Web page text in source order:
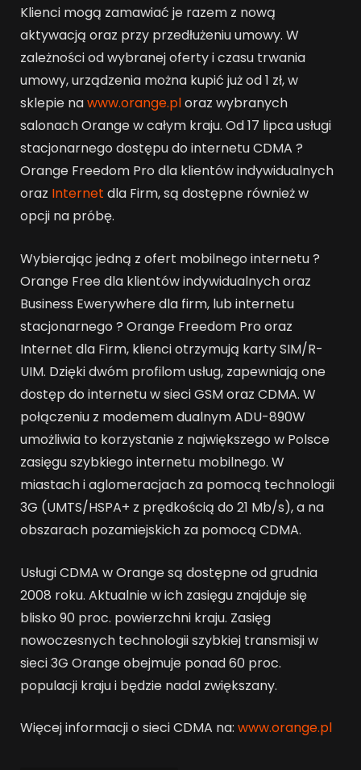
Klienci mogą zamawiać je razem z nową
aktywacją oraz przy przedłużeniu umowy. W
zależności od wybranej oferty i czasu trwania
umowy, urządzenia można kupić już od 1 zł, w
sklepie nawww.orange.ploraz wybranych
salonach Orange w całym kraju. Od 17 lipca usługi
stacjonarnego dostępu do internetu CDMA ?
Orange Freedom Pro dla klientów indywidualnych
oraz Internet dla Firm, są dostępne również w
opcji na próbę.
Wybierając jedną z ofert mobilnego internetu ?
Orange Free dla klientów indywidualnych oraz
Business Ewerywhere dla firm, lub internetu
stacjonarnego ? Orange Freedom Pro oraz
Internet dla Firm, klienci otrzymują karty SIM/R-
UIM. Dzięki dwóm profilom usług, zapewniają one
dostęp do internetu w sieci GSM oraz CDMA. W
połączeniu z modemem dualnym ADU-890W
umożliwia to korzystanie z największego w Polsce
zasięgu szybkiego internetu mobilnego. W
miastach i aglomeracjach za pomocą technologii
3G (UMTS/HSPA+ z prędkością do 21 Mb/s), a na
obszarach pozamiejskich za pomocą CDMA.
Usługi CDMA w Orange są dostępne od grudnia
2008 roku. Aktualnie w ich zasięgu znajduje się
blisko 90 proc. powierzchni kraju. Zasięg
nowoczesnych technologii szybkiej transmisji w
sieci 3G Orange obejmuje ponad 60 proc.
populacji kraju i będzie nadal zwiększany.
Więcej informacji o sieci CDMA na: www.orange.pl